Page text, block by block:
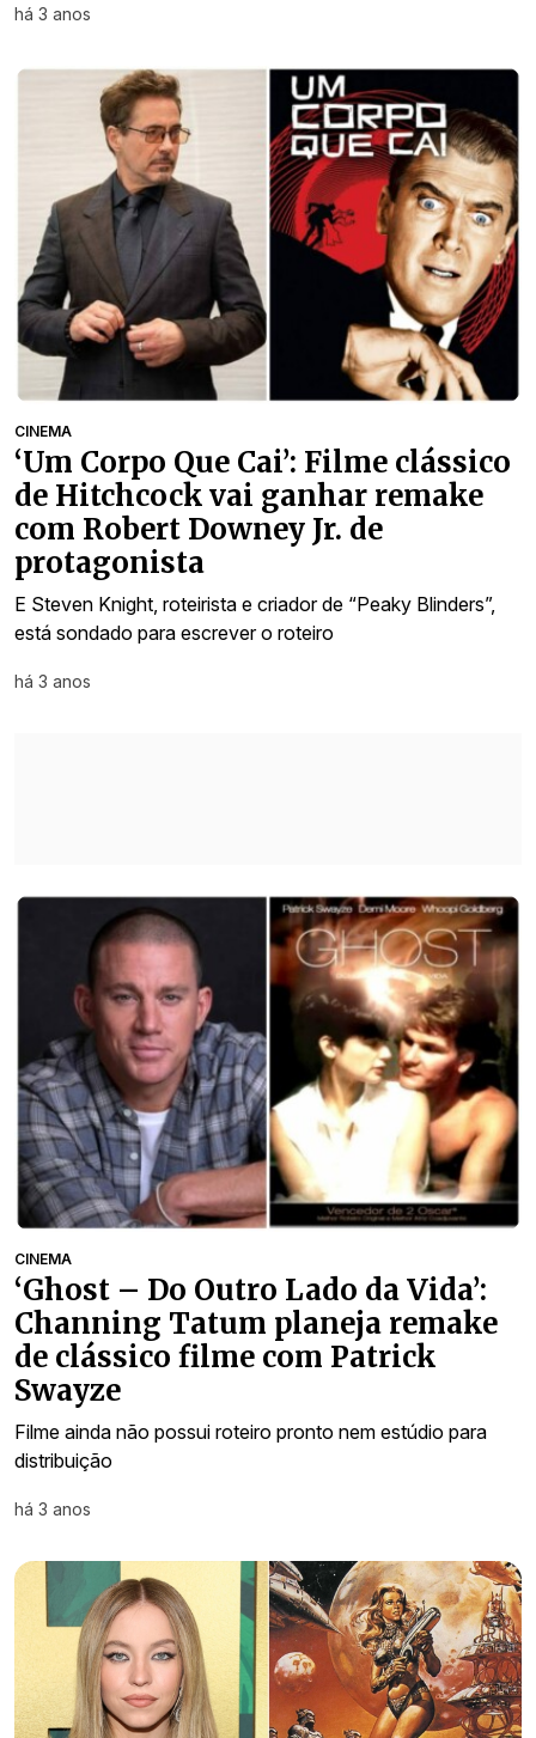
há 3 anos
CINEMA
‘Um Corpo Que Cai’: Filme clássico
de Hitchcock vai ganhar remake
com Robert Downey Jr. de
protagonista
E Steven Knight, roteirista e criador de “Peaky Blinders”,
está sondado para escrever o roteiro
há 3 anos
CINEMA
‘Ghost – Do Outro Lado da Vida’:
Channing Tatum planeja remake
de clássico filme com Patrick
Swayze
Filme ainda não possui roteiro pronto nem estúdio para
distribuição
há 3 anos